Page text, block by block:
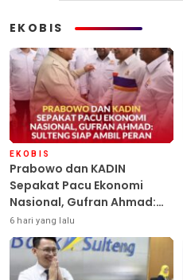
EKOBIS
EKOBIS
Prabowo dan KADIN
Sepakat Pacu Ekonomi
Nasional, Gufran Ahmad:
Sulteng Siap Ambil Peran
6 hari yang lalu